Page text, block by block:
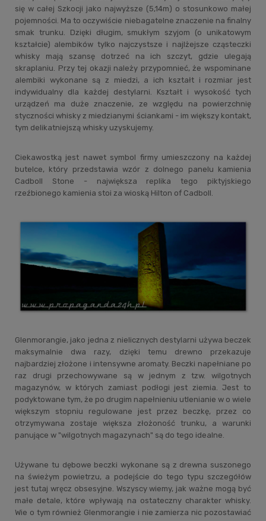
się w całej Szkocji jako najwyższe (5,14m) o stosunkowo małej
pojemności. Ma to oczywiście niebagatelne znaczenie na finalny
smak trunku. Dzięki długim, smukłym szyjom (o unikatowym
kształcie) alembików tylko najczystsze i najlżejsze cząsteczki
whisky mają szansę dotrzeć na ich szczyt, gdzie ulegają
skraplaniu. Przy tej okazji należy przypomnieć, że wspominane
alembiki wykonane są z miedzi, a ich kształt i rozmiar jest
indywidualny dla każdej destylarni. Kształt i wysokość tych
urządzeń ma duże znaczenie, ze względu na powierzchnię
styczności whisky z miedzianymi ściankami - im większy kontakt,
tym delikatniejszą whisky uzyskujemy.
Ciekawostką jest nawet symbol firmy umieszczony na każdej
butelce, który przedstawia wzór z dolnego panelu kamienia
Cadboll Stone - największa replika tego piktyjskiego
rzeźbionego kamienia stoi za wioską Hilton of Cadboll.
Glenmorangie, jako jedna z nielicznych destylarni używa beczek
maksymalnie dwa razy, dzięki temu drewno przekazuje
najbardziej złożone i intensywne aromaty. Beczki napełniane po
raz drugi przechowywane są w jednym z tzw. wilgotnych
magazynów, w których zamiast podłogi jest ziemia. Jest to
podyktowane tym, że po drugim napełnieniu utlenianie w o wiele
większym stopniu regulowane jest przez beczkę, przez co
otrzymywana zostaje większa złożoność trunku, a warunki
panujące w "wilgotnych magazynach" są do tego idealne.
Używane tu dębowe beczki wykonane są z drewna suszonego
na świeżym powietrzu, a podejście do tego typu szczegółów
jest tutaj wręcz obsesyjne. Wszyscy wiemy, jak ważne mogą być
małe detale, które wpływają na ostateczny charakter whisky.
Wie o tym również Glenmorangie i nie zamierza nic pozostawiać